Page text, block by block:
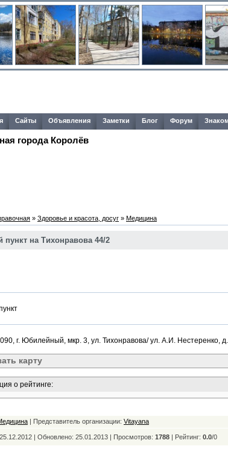
Сайты Объявления Заметки Блог Форум
города Королёв
» Здоровье и красота, досуг » Медицина
пункт на Тихонравова 44/2
г. Юбилейный, мкр. 3, ул. Тихонравова/ ул. А.И. Нестеренко,
карту
о рейтинге:
| Представитель организации: Vitayana
| Обновлено: 25.01.2013 | Просмотров: 1788 | Рейтинг: 0.0/0